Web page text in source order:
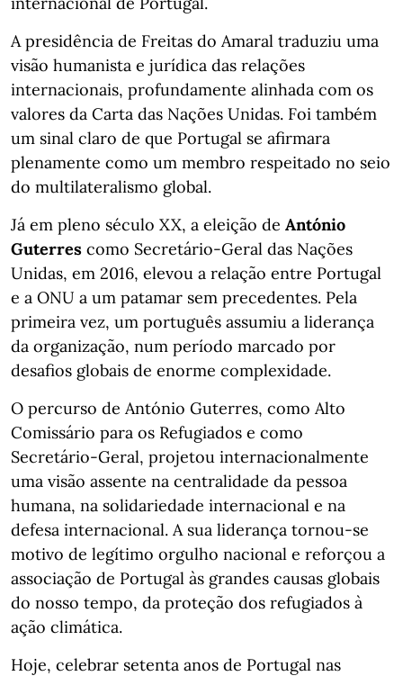
A presidência de Freitas do Amaral traduziu uma
visão humanista e jurídica das relações
internacionais, profundamente alinhada com os
valores da Carta das Nações Unidas. Foi também
um sinal claro de que Portugal se afirmara
plenamente como um membro respeitado no seio
do multilateralismo global.
Já em pleno século XX, a eleição de António
Guterres como Secretário-Geral das Nações
Unidas, em 2016, elevou a relação entre Portugal
e a ONU a um patamar sem precedentes. Pela
primeira vez, um português assumiu a liderança
da organização, num período marcado por
desafios globais de enorme complexidade.
O percurso de António Guterres, como Alto
Comissário para os Refugiados e como
Secretário-Geral, projetou internacionalmente
uma visão assente na centralidade da pessoa
humana, na solidariedade internacional e na
defesa internacional. A sua liderança tornou-se
motivo de legítimo orgulho nacional e reforçou a
associação de Portugal às grandes causas globais
do nosso tempo, da proteção dos refugiados à
ação climática.
Hoje, celebrar setenta anos de Portugal nas